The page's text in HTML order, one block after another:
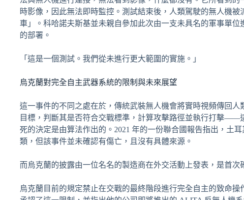
時影像，因此無法即時監控。測試結束後，人類駕駛的無人機
車」。科哈諾夫斯基並未親自參加此次由一支未具名的軍事單
的部署。
「這是一個測試。我們從未進行更大範圍的實施。」
烏克蘭對完全自主武器系統的限制與未來展望
這一事件的不同之處在於，傳統武裝無人機會將實時視頻傳回
目標，判斷其是否符合交戰標準，計算攻擊路徑並執行打擊——
死的決定是由算法作出的。2021 年的一份聯合國報告指出，土
類，但該事件並未確認有傷亡，且沒有具體來源。
而烏克蘭的披露由一位名名的製造商在外交活動上發表，是首次
烏克蘭目前的規定禁止在交戰的最終階段進行完全自主的致命